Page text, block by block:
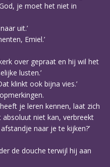
je moet het niet in
uit.’
Emiel.’
over gepraat en hij wil het
lusten.’
klinkt ook bijna vies.’
je leren kennen, laat zich
niet kan, verbreekt
naar je te kijken?’
de douche terwijl hij aan